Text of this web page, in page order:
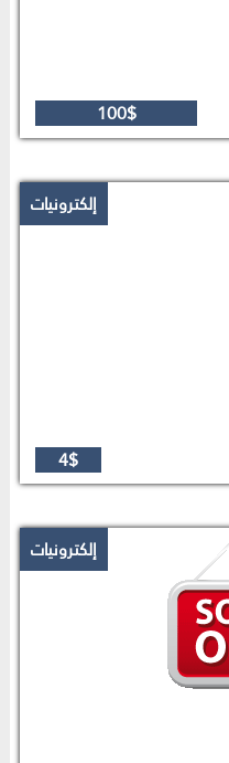
100$
إلكترونيات
4$
إلكترونيات